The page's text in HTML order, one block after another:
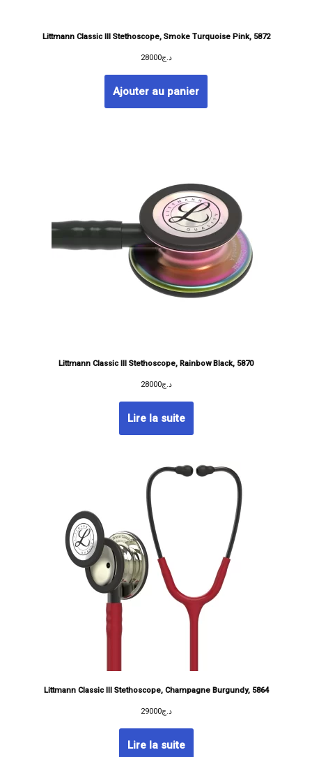
Littmann Classic III Stethoscope, Smoke Turquoise Pink, 5872
د.ج28000
Ajouter au panier
Littmann Classic III Stethoscope, Rainbow Black, 5870
د.ج28000
Lire la suite
Littmann Classic III Stethoscope, Champagne Burgundy, 5864
د.ج29000
Lire la suite